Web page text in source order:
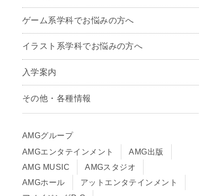
ゲームクリエイター学科
CG学科
アニメーション学科
声優学科
ゲーム系学科でお悩みの方へ
イラスト系学科でお悩みの方へ
入学案内
募集要項
早期出願制度・AOエントリー
入学までの流れ
学費サポート・各種制度
学費について
Q&A
その他・各種情報
アクセス
サイトポリシー
在校生・保護者の方へ
卒業生の皆様へ
AMGグループ
AMGエンタテインメント
AMG出版
AMG MUSIC
AMGスタジオ
AMGホール
アットエンタテインメント